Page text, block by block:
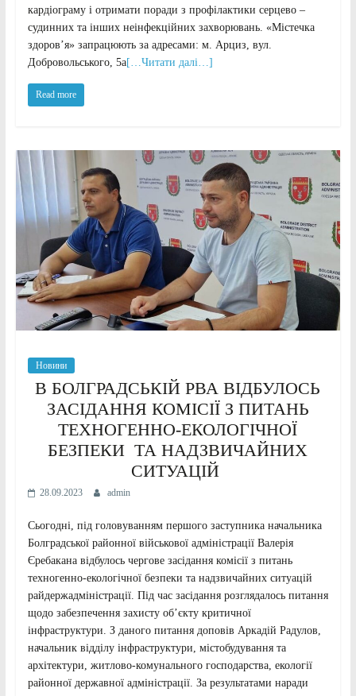
кардіограму і отримати поради з профілактики серцево –
судинних та інших неінфекційних захворювань. «Містечка
здоров’я» запрацюють за адресами: м. Арциз, вул.
Добровольського, 5а[…Читати далі…]
Read more
Новини
В БОЛГРАДСЬКІЙ РВА ВІДБУЛОСЬ
ЗАСІДАННЯ КОМІСІЇ З ПИТАНЬ
ТЕХНОГЕННО-ЕКОЛОГІЧНОЇ
БЕЗПЕКИ ТА НАДЗВИЧАЙНИХ
СИТУАЦІЙ
28.09.2023 admin
Сьогодні, під головуванням першого заступника начальника
Болградської районної військової адміністрації Валерія
Єребакана відбулось чергове засідання комісії з питань
техногенно-екологічної безпеки та надзвичайних ситуацій
райдержадміністрації. Під час засідання розглядалось питання
щодо забезпечення захисту об’єкту критичної
інфраструктури. З даного питання доповів Аркадій Радулов,
начальник відділу інфраструктури, містобудування та
архітектури, житлово-комунального господарства, екології
районної державної адміністрації. За результатами наради